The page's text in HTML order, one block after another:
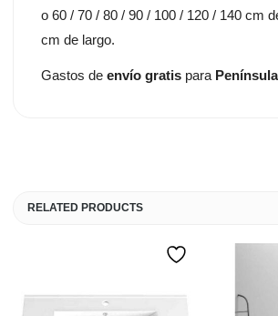
o 60 / 70 / 80 / 90 / 100 / 120 / 140 cm
cm de largo.
Gastos deenvío gratis para
RELATED PRODUCTS